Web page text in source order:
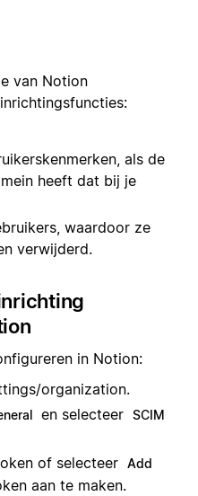
van Notion
als de
heeft dat bij je
waardoor ze
verwijderd.
in Notion:
organization.
en selecteer SCIM
of selecteer Add
aan te maken.